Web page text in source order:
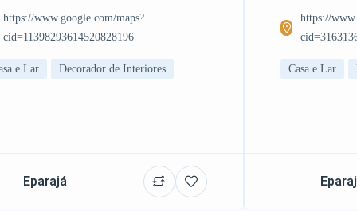
https://www.google.com/maps?
cid=11398293614520828196
e Lar Decorador de Interiores
Eparajá
https://
Casa e Lar